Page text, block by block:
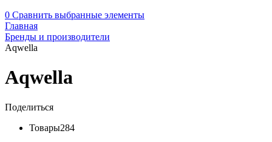
0 Сравнить выбранные элементы
Главная
Бренды и производители
Aqwella
Aqwella
Поделиться
Товары284